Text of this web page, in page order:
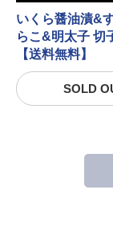
いくら醤油漬&
らこ&明太子 切
【送料無料】
SOLD